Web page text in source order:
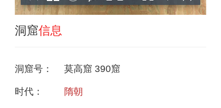
洞窟信息
洞窟号： 莫高窟 390窟
时代： 隋朝